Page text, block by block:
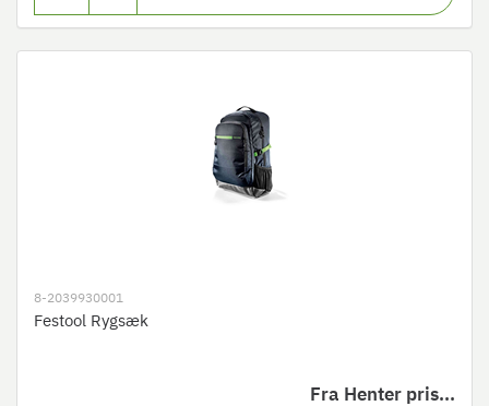
8-2039930001
Festool Rygsæk
Fra Henter pris...